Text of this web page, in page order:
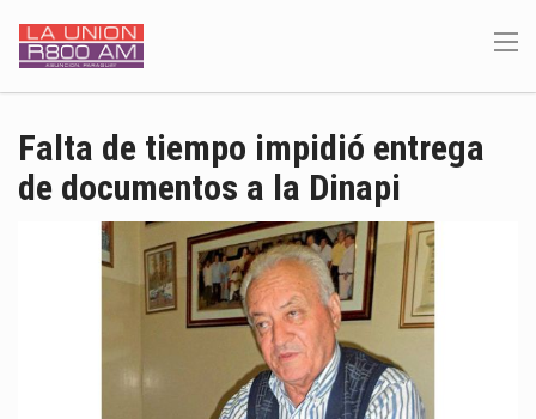
Falta de tiempo impidió entrega
de documentos a la Dinapi